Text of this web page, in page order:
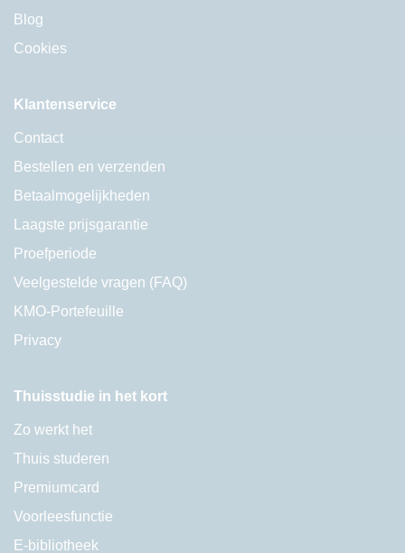
Blog
Cookies
Klantenservice
Contact
Bestellen en verzenden
Betaalmogelijkheden
Laagste prijsgarantie
Proefperiode
Veelgestelde vragen (FAQ)
KMO-Portefeuille
Privacy
Thuisstudie in het kort
Zo werkt het
Thuis studeren
Premiumcard
Voorleesfunctie
E-bibliotheek